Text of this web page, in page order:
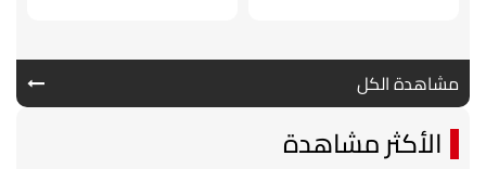
مشاهدة الكل
الأكثر مشاهدة